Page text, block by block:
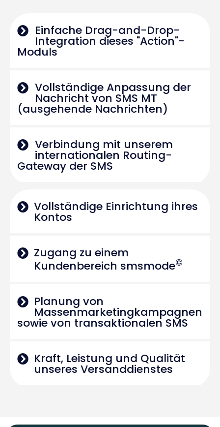
Einfache Drag-and-Drop-
Integration dieses "Action"-
Moduls
Vollständige Anpassung der
Nachricht von SMS MT
(ausgehende Nachrichten)
Verbindung mit unserem
internationalen Routing-
Gateway der SMS
Vollständige Einrichtung ihres
Kontos
Zugang zu einem
Kundenbereich smsmode©
Planung von
Massenmarketingkampagnen
sowie von transaktionalen SMS
Kraft, Leistung und Qualität
unseres Versanddienstes